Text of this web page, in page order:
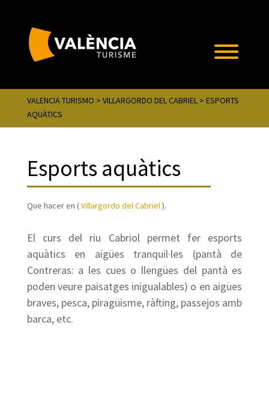
VALENCIA TURISMO > VILLARGORDO DEL CABRIEL> ESPORTS
AQUÀTICS
Esports aquàtics
Que hacer en (Villargordo del Cabriel ).
El curs del riu Cabriol permet fer esports
aquàtics en aigües tranquil·les (pantà de
Contreras: a les cues o llengües del pantà es
poden veure paisatges inigualables) o en aigües
braves, pesca, piragüisme, ràfting, passejos amb
barca, etc.